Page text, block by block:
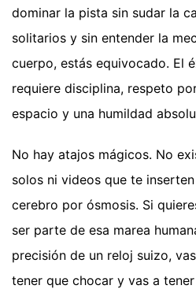
dominar la pista sin sudar la
solitarios y sin entender la
cuerpo, estás equivocado. El
requiere disciplina, respeto
espacio y una humildad
No hay atajos mágicos. No
solos ni videos que te
cerebro por ósmosis. Si
ser parte de esa marea
precisión de un reloj suizo,
tener que chocar y vas a